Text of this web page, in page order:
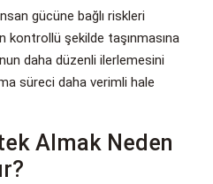
gücüne bağlı riskleri
kontrollü şekilde taşınmasına
daha düzenli ilerlemesini
süreci daha verimli hale
Almak Neden